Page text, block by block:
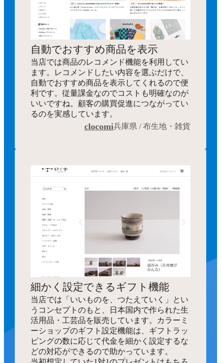
自動でおすすめ商品を表示
当店では商品のレコメンド機能を利用してい
ます。レコメンドしたい内容を選ぶだけで、
自動でおすすめ商品を表示してくれるので便
利です。従量課金なのでコストも明確なのが
いいですね。顧客の購買促進につながってい
るのを実感しています。
clocomi兵庫県 / 布生地・雑貨
細かく設定できるギフト機能
当店では「いいものを、つたえていく」とい
うコンセプトのもと、日本国内で作られた生
活用品・工芸品を販売しています。カラーミ
ーショップのギフト設定機能は、ギフトラッ
ピングの数に応じて代金を細かく設定するな
どの対応ができるので助かっています。